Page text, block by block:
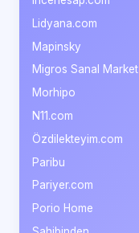
Lidyana.com
Mapinsky
Migros Sanal Market
Morhipo
N11.com
Özdilekteyim.com
Paribu
Pariyer.com
Porio Home